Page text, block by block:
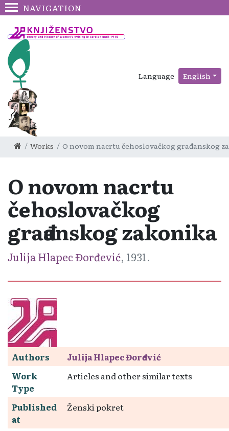
NAVIGATION
Language English
Works O novom nacrtu čehoslovačkog građanskog
O novom nacrtu
čehoslovačkog
građanskog zakonika
Julija Hlapec Đorđević, 1931.
Authors
Julija Hlapec Đorđević
Work
Type
Articles and other similar texts
Published
at
Ženski pokret